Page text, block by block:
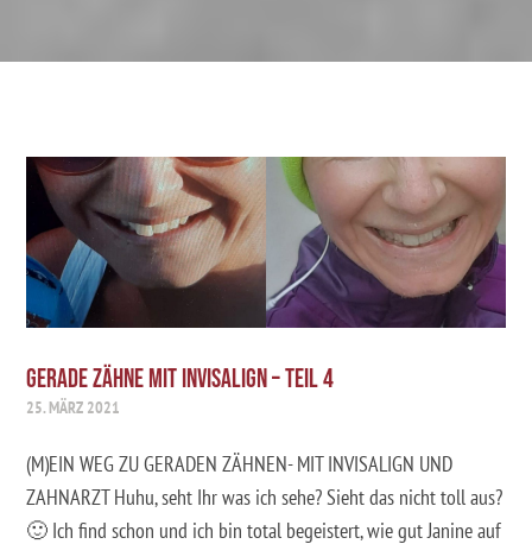
GERADE ZÄHNE MIT INVISALIGN – TEIL 4
25. MÄRZ 2021
(M)EIN WEG ZU GERADEN ZÄHNEN- MIT INVISALIGN UND
ZAHNARZT Huhu, seht Ihr was ich sehe? Sieht das nicht toll aus?
🙂 Ich find schon und ich bin total begeistert, wie gut Janine auf